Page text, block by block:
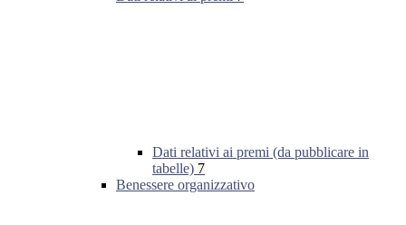
Dati relativi ai premi (da pubblicare in
tabelle) 7
Benessere organizzativo